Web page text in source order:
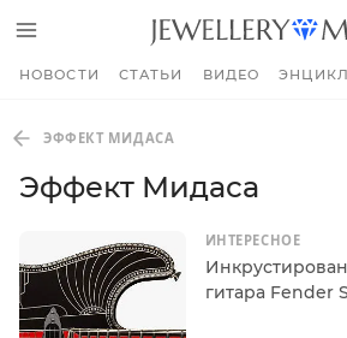
НОВОСТИ СТАТЬИ ВИДЕО
ЭФФЕКТ МИДАСА
Эффект Мидаса
ИНТЕРЕСНОЕ
гитара Fender